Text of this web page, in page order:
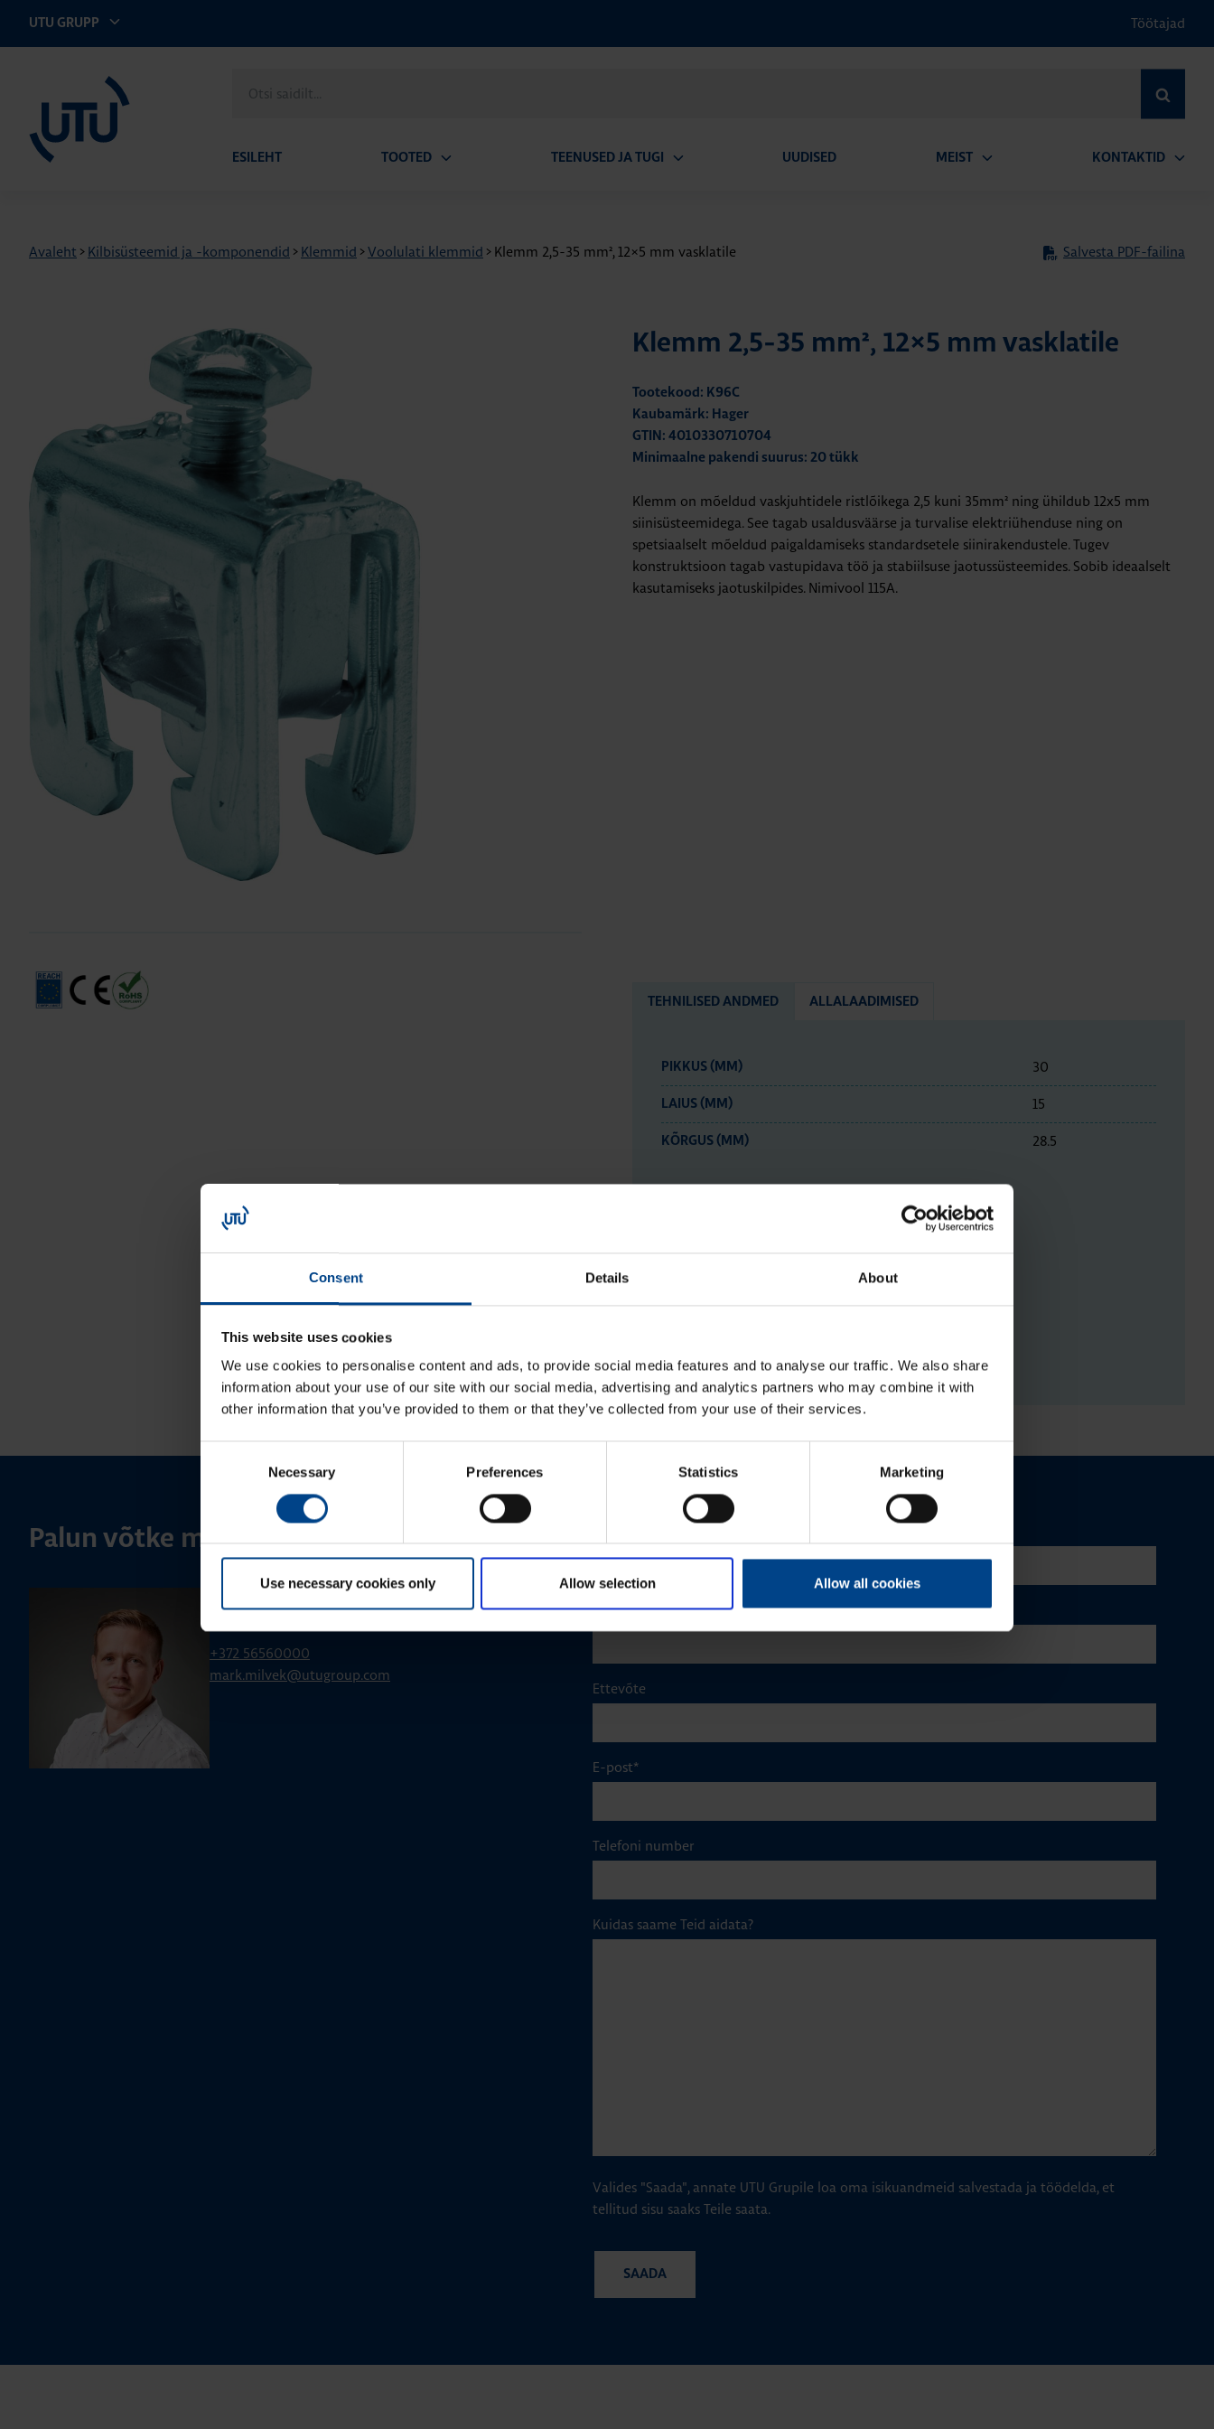
Consent Details About
This website uses cookies
We use cookies to personalise content and ads, to provide social media features and to analyse our traffic. We also share
information about your use of our site with our social media, advertising and analytics partners who may combine it with
other information that you’ve provided to them or that they’ve collected from your use of their services.
Necessary Preferences Statistics Marketing
Use necessary cookies only Allow selection Allow all cookies
UTU GRUPP Töötajad
saidilt
ESILEHT TOOTED TEENUSED JA TUGI UUDISED MEIST KONTAKTID
Avaleht > Kilbisüsteemid ja -komponendid > Klemmid >Voolulati klemmid > Klemm 2,5-35 mm², 12×5 mm vasklatile Salvesta PDF-failina
Klemm 2,5-35 mm², 12×5 mm vasklatile
Tootekood: K96C
Kaubamärk: Hager
GTIN: 4010330710704
Minimaalne pakendi suurus: 20 tükk
Klemm on mõeldud vaskjuhtidele ristlõikega 2,5 kuni 35mm² ning ühildub 12x5 mm
siinisüsteemidega. See tagab usaldusväärse ja turvalise elektriühenduse ning on
spetsiaalselt mõeldud paigaldamiseks standardsetele siinirakendustele. Tugev
konstruktsioon tagab vastupidava töö ja stabiilsuse jaotussüsteemides. Sobib ideaalselt
kasutamiseks jaotuskilpides. Nimivool 115A.
TEHNILISED ANDMED ALLALAADIMISED
PIKKUS (MM) 30
LAIUS (MM) 15
KÕRGUS (MM) 28.5
Palun võtke meiega ühendust
+372 56560000
mark.milvek@utugroup.com
Perekonnanimi*
Ettevõte
E-post*
Telefoni number
Kuidas saame Teid aidata?
Valides "Saada", annate UTU Grupile loa oma isikuandmeid salvestada ja töödelda, et
tellitud sisu saaks Teile saata.